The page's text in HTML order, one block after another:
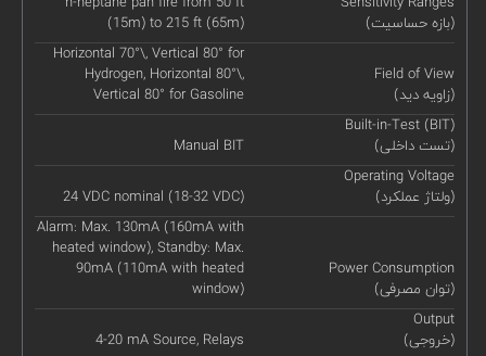
(بازه حساسیت)
(15m) to 215 ft (65m)
Field of View
(زاویه دید)
Horizontal 70°\, Vertical 80° for
Hydrogen, Horizontal 80°\,
Vertical 80° for Gasoline
Built-in-Test (BIT)
(تست داخلی)
Manual BIT
Operating Voltage
(ولتاژ عملکرد)
24 VDC nominal (18-32 VDC)
Power Consumption
(توان مصرفی)
Alarm: Max. 130mA (160mA with
heated window), Standby: Max.
90mA (110mA with heated
window)
Output
(خروجی)
4-20 mA Source, Relays